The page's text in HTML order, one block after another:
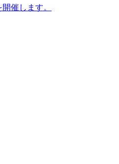
催します。